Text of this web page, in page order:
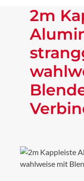
2m
Bildergalerie